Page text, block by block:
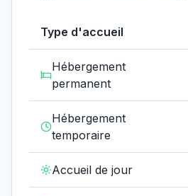
Type d'accueil
Hébergement
permanent
Hébergement
temporaire
Accueil de jour